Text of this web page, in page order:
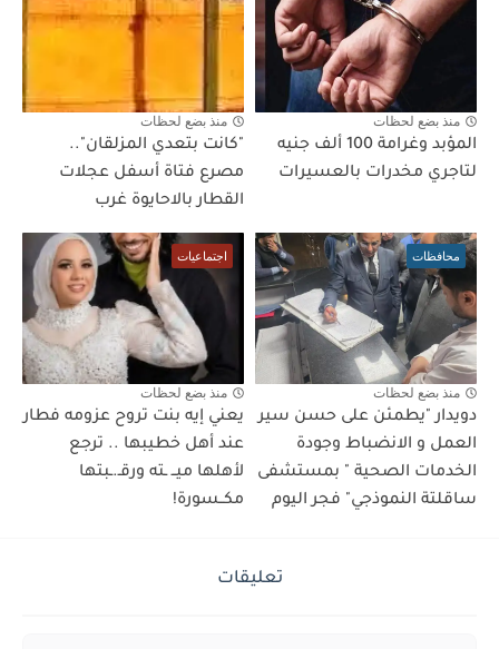
منذ بضع لحظات
المؤبد وغرامة 100 ألف جنيه
لتاجري مخدرات بالعسيرات
منذ بضع لحظات
"كانت بتعدي المزلقان"..
مصرع فتاة أسفل عجلات
القطار بالاحايوة غرب
محافظات
منذ بضع لحظات
دويدار "يطمئن على حسن سير
العمل و الانضباط وجودة
الخدمات الصحية " بمستشفى
ساقلتة النموذجي" فجر اليوم
اجتماعيات
منذ بضع لحظات
يعني إيه بنت تروح عزومه فطار
عند أهل خطيبها .. ترجع
لأهلها ميــ ـته ورقـ.ـبتها
مكــسورة!
تعليقات